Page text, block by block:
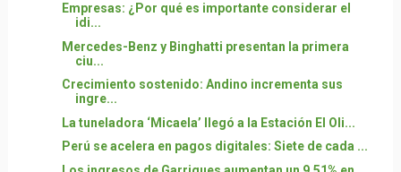
Empresas: ¿Por qué es importante considerar el
idi...
Mercedes-Benz y Binghatti presentan la primera
ciu...
Crecimiento sostenido: Andino incrementa sus
ingre...
La tuneladora ‘Micaela’ llegó a la Estación El Oli...
Perú se acelera en pagos digitales: Siete de cada ...